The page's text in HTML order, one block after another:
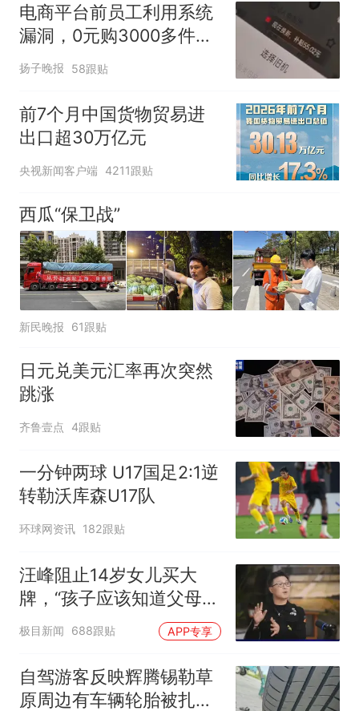
电商平台前员工利用系统
漏洞，0元购3000多件家
电！
扬子晚报 58跟贴
前7个月中国货物贸易进
出口超30万亿元
央视新闻客户端 4211跟贴
西瓜“保卫战”
新民晚报 61跟贴
日元兑美元汇率再次突然
跳涨
齐鲁壹点 4跟贴
一分钟两球 U17国足2:1逆
转勒沃库森U17队
环球网资讯 182跟贴
汪峰阻止14岁女儿买大
牌，“孩子应该知道父母的
不易”，称自己买衣服80%
极目新闻 688跟贴 APP专享
自驾游客反映辉腾锡勒草
原周边有车辆轮胎被扎，